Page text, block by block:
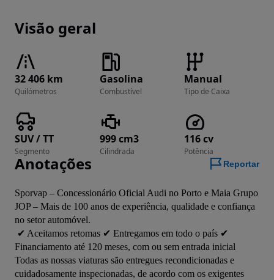
Visão geral
32 406 km
Quilómetros
Gasolina
Combustível
Manual
Tipo de Caixa
SUV / TT
Segmento
999 cm3
Cilindrada
116 cv
Potência
Anotações Reportar
Sporvap – Concessionário Oficial Audi no Porto e Maia Grupo
JOP – Mais de 100 anos de experiência, qualidade e confiança
no setor automóvel.
Financiamento até 120 meses, com ou sem entrada inicial
Todas as nossas viaturas são entregues recondicionadas e
cuidadosamente inspecionadas, de acordo com os exigentes